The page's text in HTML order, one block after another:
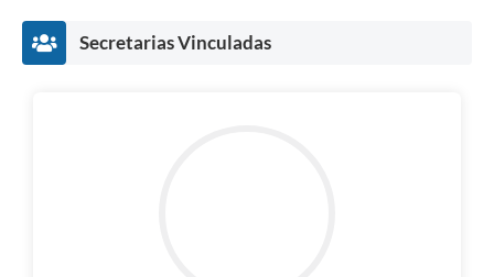
Secretarias Vinculadas